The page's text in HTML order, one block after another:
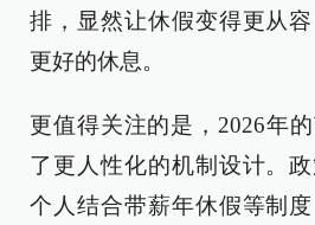
排，显然让休假变得更从
更好的休息。
更值得关注的是，2026年
了更人性化的机制设计。
个人结合带薪年休假等制